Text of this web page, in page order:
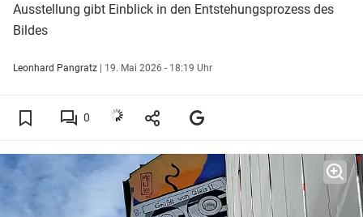
Ausstellung gibt Einblick in den Entstehungsprozess des
Bildes
Leonhard Pangratz | 19. Mai 2026 - 18:19 Uhr
0